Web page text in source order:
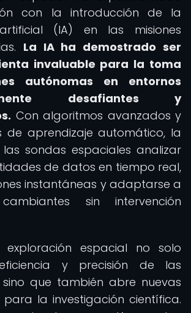
con la introducción de la
(IA) en las misiones
La IA ha demostrado ser
invaluable para la toma
autónomas en entornos
desafiantes y
Con algoritmos avanzados y
de aprendizaje automático, la
sondas espaciales analizar
de datos en tiempo real,
instantáneas y adaptarse a
sin intervención
espacial no solo
y precisión de las
sino que también abre nuevas
para la investigación científica.